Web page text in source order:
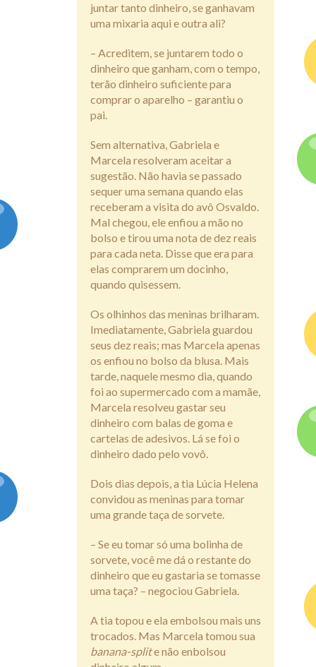
juntar tanto dinheiro, se ganhavam
uma mixaria aqui e outra ali?
– Acreditem, se juntarem todo o
dinheiro que ganham, com o tempo,
terão dinheiro suficiente para
comprar o aparelho – garantiu o
pai.
Sem alternativa, Gabriela e
Marcela resolveram aceitar a
sugestão. Não havia se passado
sequer uma semana quando elas
receberam a visita do avô Osvaldo.
Mal chegou, ele enfiou a mão no
bolso e tirou uma nota de dez reais
para cada neta. Disse que era para
elas comprarem um docinho,
quando quisessem.
Os olhinhos das meninas brilharam.
Imediatamente, Gabriela guardou
seus dez reais; mas Marcela apenas
os enfiou no bolso da blusa. Mais
tarde, naquele mesmo dia, quando
foi ao supermercado com a mamãe,
Marcela resolveu gastar seu
dinheiro com balas de goma e
cartelas de adesivos. Lá se foi o
dinheiro dado pelo vovô.
Dois dias depois, a tia Lúcia Helena
convidou as meninas para tomar
uma grande taça de sorvete.
– Se eu tomar só uma bolinha de
sorvete, você me dá o restante do
dinheiro que eu gastaria se tomasse
uma taça? – negociou Gabriela.
A tia topou e ela embolsou mais uns
trocados. Mas Marcela tomou sua
banana-splite não enbolsou